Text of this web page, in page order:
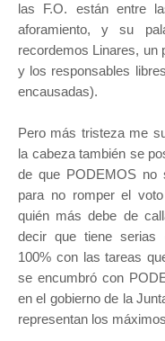
las F.O. están entre
aforamiento, y su
recordemos Linares, un
y los responsables
encausadas).
Pero más tristeza me
la cabeza también se
de que PODEMOS no
para no romper el
quién más debe de
decir que tiene serias
100% con las tareas
se encumbró con
en el gobierno de la
representan los